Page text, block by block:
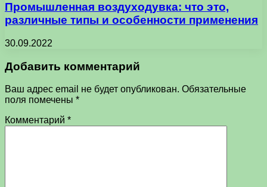
Промышленная воздуходувка: что это,
различные типы и особенности применения
30.09.2022
Добавить комментарий
Ваш адрес email не будет опубликован. Обязательные
поля помечены *
Комментарий *